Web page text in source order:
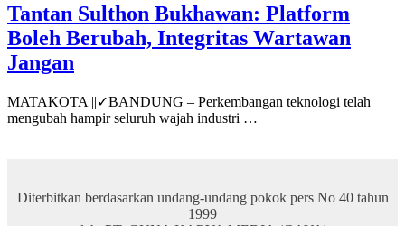
Tantan Sulthon Bukhawan: Platform
Boleh Berubah, Integritas Wartawan
Jangan
MATAKOTA ||✓BANDUNG – Perkembangan teknologi telah
mengubah hampir seluruh wajah industri …
Diterbitkan berdasarkan undang-undang pokok pers No 40 tahun
1999